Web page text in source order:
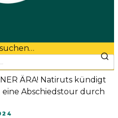
ÄRA! Natiruts kündigt
Abschiedstour durch